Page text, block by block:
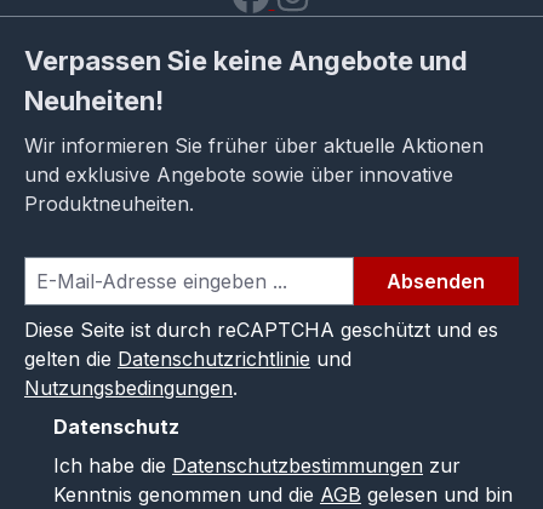
Verpassen Sie keine Angebote und
Neuheiten!
Wir informieren Sie früher über aktuelle Aktionen
und exklusive Angebote sowie über innovative
Produktneuheiten.
Absenden
Diese Seite ist durch reCAPTCHA geschützt und es
gelten die Datenschutzrichtlinie und
Nutzungsbedingungen.
Datenschutz
Ich habe die Datenschutzbestimmungen zur
Kenntnis genommen und die AGB gelesen und bin